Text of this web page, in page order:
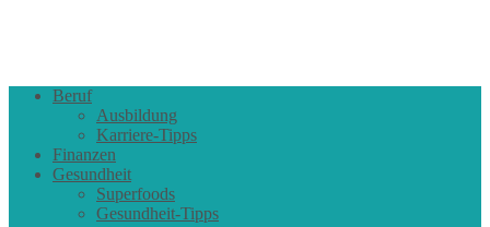
Beruf
Ausbildung
Karriere-Tipps
Finanzen
Gesundheit
Superfoods
Gesundheit-Tipps